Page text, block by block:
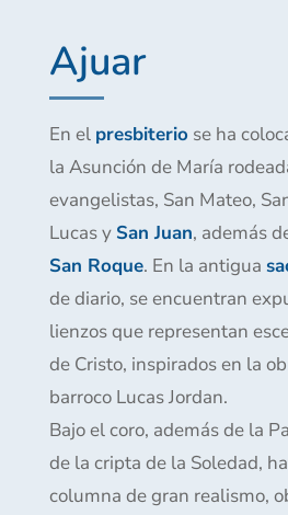
Ajuar
En el presbiterio se ha
la Asunción de María
evangelistas, San Mateo,
Lucas y San Juan, además
San Roque. En la antigua
de diario, se encuentran
lienzos que representan
de Cristo, inspirados en la
barroco Lucas Jordan.
Bajo el coro, además de la
de la cripta de la Soledad,
columna de gran realismo,